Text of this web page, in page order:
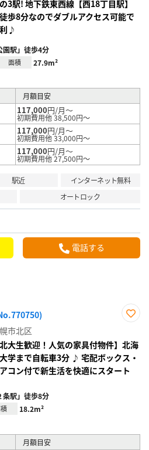
3駅! 地下鉄東西線【西18丁目駅】
歩8分なのでダブルアクセス可能で
♪
園駅」徒歩4分
面積 27.9m²
月額目安
117,000円/月～
初期費用他 38,500円～
117,000円/月～
初期費用他 33,000円～
117,000円/月～
初期費用他 27,500円～
駅近
インターネット無料
オートロック
電話する
り登
録
市北区
北大生歓迎！人気の家具付物件】北海
学まで自転車3分 ♪ 宅配ボックス・
コン付で新生活を快適にスタート
条駅」徒歩8分
18.2m²
月額目安